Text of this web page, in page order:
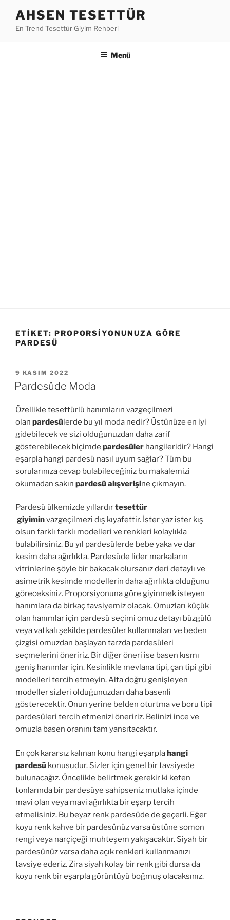
AHSEN TESETTÜR
En Trend Tesettür Giyim Rehberi
Menü
ETIKET: PROPORSIYONUNUZA GÖRE
PARDESÜ
YAYIM
TARIHI
9 KASIM 2022
Pardesüde Moda
Özellikle tesettürlü hanımların vazgeçilmezi
olan pardesülerde bu yıl moda nedir? Üstünüze en iyi
gidebilecek ve sizi olduğunuzdan daha zarif
gösterebilecek biçimde pardesüler hangileridir? Hangi
eşarpla hangi pardesü nasıl uyum sağlar? Tüm bu
sorularınıza cevap bulabileceğiniz bu makalemizi
okumadan sakın pardesü alışverişine çıkmayın.
Pardesü ülkemizde yıllardırtesettür
giyiminvazgeçilmezi dış kıyafettir. İster yaz ister kış
olsun farklı farklı modelleri ve renkleri kolaylıkla
bulabilirsiniz. Bu yıl pardesülerde bebe yaka ve dar
kesim daha ağırlıkta. Pardesüde lider markaların
vitrinlerine şöyle bir bakacak olursanız deri detaylı ve
asimetrik kesimde modellerin daha ağırlıkta olduğunu
göreceksiniz. Proporsiyonuna göre giyinmek isteyen
hanımlara da birkaç tavsiyemiz olacak. Omuzları küçük
olan hanımlar için pardesü seçimi omuz detayı büzgülü
veya vatkalı şekilde pardesüler kullanmaları ve beden
çizgisi omuzdan başlayan tarzda pardesüleri
seçmelerini öneririz. Bir diğer öneri ise basen kısmı
geniş hanımlar için. Kesinlikle mevlana tipi, çan tipi gibi
modelleri tercih etmeyin. Alta doğru genişleyen
modeller sizleri olduğunuzdan daha basenli
gösterecektir. Onun yerine belden oturtma ve boru tipi
pardesüleri tercih etmenizi öneririz. Belinizi ince ve
omuzla basen oranını tam yansıtacaktır.
En çok kararsız kalınan konu hangi eşarplahangi
pardesü konusudur. Sizler için genel bir tavsiyede
bulunacağız. Öncelikle belirtmek gerekir ki keten
tonlarında bir pardesüye sahipseniz mutlaka içinde
mavi olan veya mavi ağırlıkta bir eşarp tercih
etmelisiniz. Bu beyaz renk pardesüde de geçerli. Eğer
koyu renk kahve bir pardesünüz varsa üstüne somon
rengi veya narçiçeği muhteşem yakışacaktır. Siyah bir
pardesünüz varsa daha açık renkleri kullanmanızı
tavsiye ederiz. Zira siyah kolay bir renk gibi dursa da
koyu renk bir eşarpla görüntüyü boğmuş olacaksınız.